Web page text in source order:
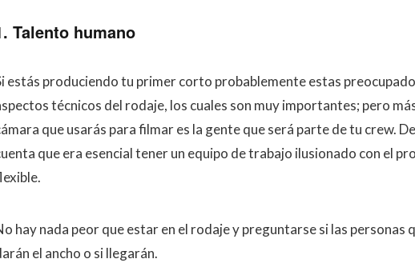
Talento humano
estás produciendo tu primer corto probablemente estas
técnicos del rodaje, los cuales son muy importantes; pero
que usarás para filmar es la gente que será parte de tu crew.
que era esencial tener un equipo de trabajo ilusionado con el
hay nada peor que estar en el rodaje y preguntarse si las personas
el ancho o si llegarán.